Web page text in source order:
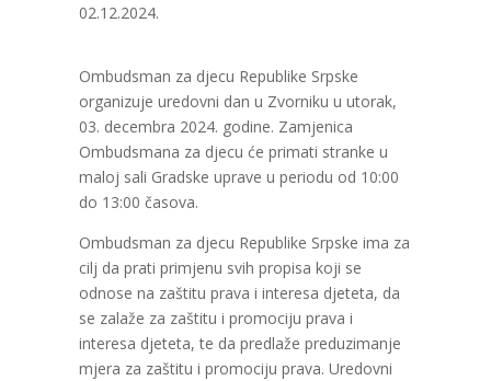
02.12.2024.
Ombudsman za djecu Republike Srpske
organizuje uredovni dan u Zvorniku u utorak,
03. decembra 2024. godine. Zamjenica
Ombudsmana za djecu će primati stranke u
maloj sali Gradske uprave u periodu od 10:00
do 13:00 časova.
Ombudsman za djecu Republike Srpske ima za
cilj da prati primjenu svih propisa koji se
odnose na zaštitu prava i interesa djeteta, da
se zalaže za zaštitu i promociju prava i
interesa djeteta, te da predlaže preduzimanje
mjera za zaštitu i promociju prava. Uredovni